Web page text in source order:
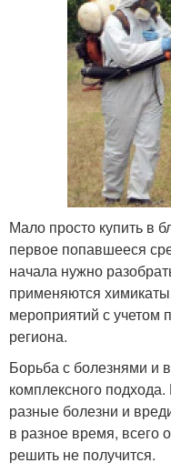
Мало просто купить в
первое попавшееся
начала нужно
применяются
мероприятий с учетом
региона.
Борьба с болезнями и
комплексного
разные болезни и
в разное время, всего
решить не получится.